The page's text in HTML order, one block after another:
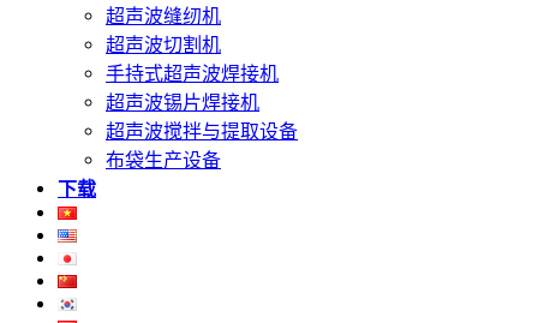
超声波缝纫机
超声波切割机
手持式超声波焊接机
超声波锡片焊接机
超声波搅拌与提取设备
布袋生产设备
下载